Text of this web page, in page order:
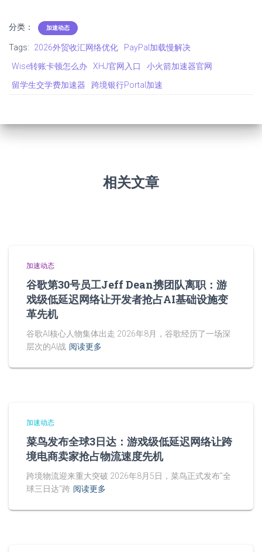
分类： 加速动态
Tags: 2026外贸收汇网络优化
PayPal加载慢解决
Wise转账卡顿怎么办
XHJ官网入口
小火箭加速器官网
留学生交学费加速器
跨境银行Portal加速
相关文章
加速动态
谷歌第30号员工Jeff Dean携团队离职：游
戏级低延迟网络让开发者抢占AI基础设施变
革先机
谷歌AI核心人物集体出走 2026年8月，谷歌经历了一场深
层次的AI战 阅读更多
加速动态
菜鸟发布全球3日达：游戏级低延迟网络让跨
境电商卖家抢占物流速度先机
跨境物流迎来重大突破 2026年8月5日，菜鸟正式发布"全
球三日达"跨 阅读更多